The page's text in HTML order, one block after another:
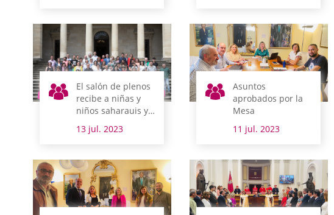
El salón de plenos
recibe a niñas y
niños saharauis y
sus familias de
acogida
13 jul. 2023
Asuntos
aprobados por la
Mesa
11 jul. 2023